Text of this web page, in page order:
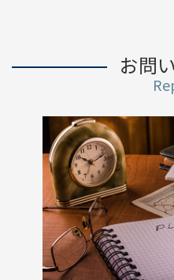
お問